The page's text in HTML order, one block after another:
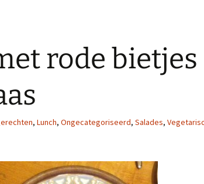
rode bietjes
, Lunch, Ongecategoriseerd, Salades,